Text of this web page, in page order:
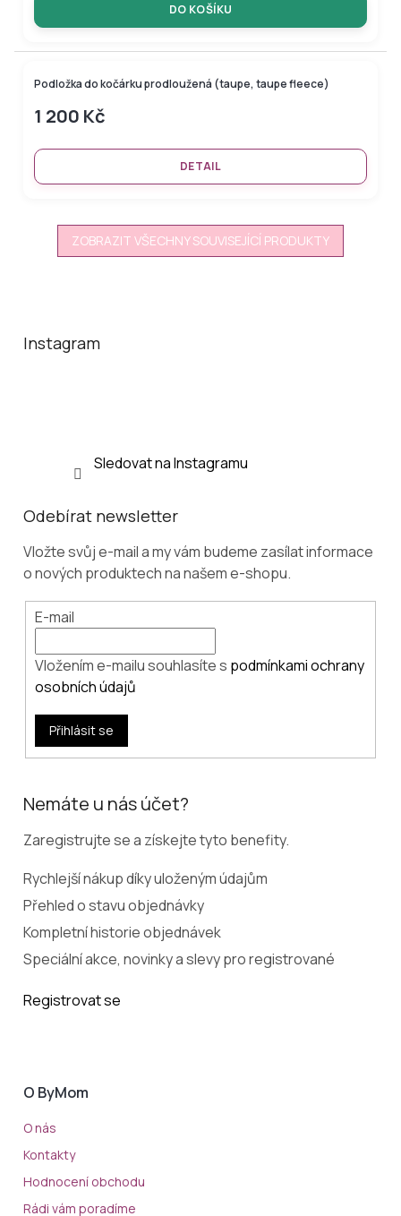
DO KOŠÍKU
Novinka
Podložka do kočárku prodloužená (taupe, taupe fleece)
1 200 Kč
DETAIL
ZOBRAZIT VŠECHNY SOUVISEJÍCÍ PRODUKTY
Instagram
Sledovat na Instagramu
Odebírat newsletter
Vložte svůj e-mail a my vám budeme zasílat informace
o nových produktech na našem e-shopu.
E-mail
Vložením e-mailu souhlasíte s podmínkami ochrany
osobních údajů
Přihlásit se
Nemáte u nás účet?
Zaregistrujte se a získejte tyto benefity.
Rychlejší nákup díky uloženým údajům
Přehled o stavu objednávky
Kompletní historie objednávek
Speciální akce, novinky a slevy pro registrované
Registrovat se
O ByMom
O nás
Kontakty
Hodnocení obchodu
Rádi vám poradíme